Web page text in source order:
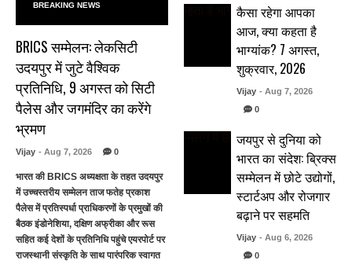
BREAKING NEWS
BRICS सम्मेलन: लेकसिटी
उदयपुर में जुटे वैश्विक
प्रतिनिधि, 9 अगस्त को सिटी
पैलेस और जगमंदिर का करेंगे
भ्रमण
Vijay - Aug 7, 2026 0
भारत की BRICS अध्यक्षता के तहत उदयपुर
में उच्चस्तरीय सम्मेलन ताज फतेह प्रकाश
पैलेस में प्रतिस्पर्धा प्राधिकरणों के प्रमुखों की
बैठक इंडोनेशिया, दक्षिण अफ्रीका और रूस
सहित कई देशों के प्रतिनिधि पहुंचे एयरपोर्ट पर
राजस्थानी संस्कृति के साथ पारंपरिक स्वागत
कैसा रहेगा आपका
आज, क्या कहता है
भाग्यांक? 7 अगस्त,
शुक्रवार, 2026
Vijay - Aug 7, 2026
0
जयपुर से दुनिया को
भारत का संदेश: ब्रिक्स
सम्मेलन में छोटे उद्योगों,
स्टार्टअप और रोजगार
बढ़ाने पर सहमति
Vijay - Aug 6, 2026
0